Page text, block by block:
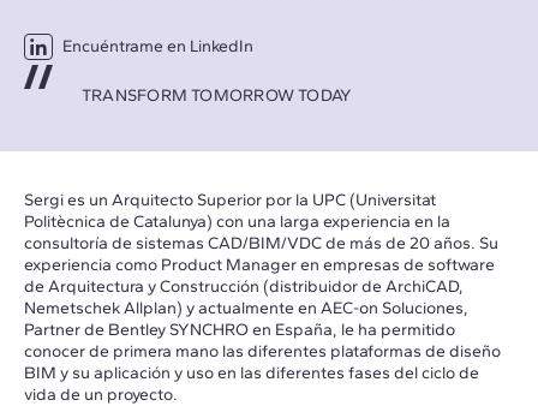
Encuéntrame en LinkedIn
TRANSFORM TOMORROW TODAY
Sergi es un Arquitecto Superior por la UPC (Universitat
Politècnica de Catalunya) con una larga experiencia en la
consultoría de sistemas CAD/BIM/VDC de más de 20 años. Su
experiencia como Product Manager en empresas de software
de Arquitectura y Construcción (distribuidor de ArchiCAD,
Nemetschek Allplan) y actualmente en AEC-on Soluciones,
Partner de Bentley SYNCHRO en España, le ha permitido
conocer de primera mano las diferentes plataformas de diseño
BIM y su aplicación y uso en las diferentes fases del ciclo de
vida de un proyecto.